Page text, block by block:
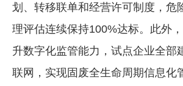
划、转移联单和经营许可制度，危
理评估连续保持100%达标。此外
升数字化监管能力，试点企业全部
联网，实现固废全生命周期信息化